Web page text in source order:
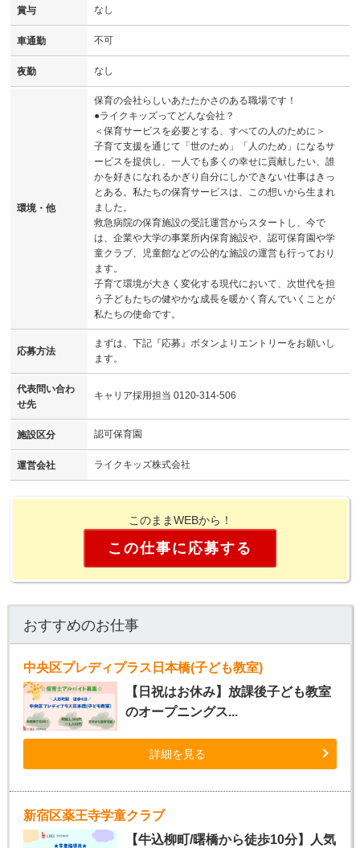
賞与 なし
車通勤 不可
夜勤 なし
環境・他
保育の会社らしいあたたかさのある職場です！
●ライクキッズってどんな会社？
＜保育サービスを必要とする、すべての人のために＞
子育て支援を通じて「世のため」「人のため」になるサ
ービスを提供し、一人でも多くの幸せに貢献したい、誰
かを好きになれるかぎり自分にしかできない仕事はきっ
とある。私たちの保育サービスは、この想いから生まれ
ました。
救急病院の保育施設の受託運営からスタートし、今で
は、企業や大学の事業所内保育施設や、認可保育園や学
童クラブ、児童館などの公的な施設の運営も行っており
ます。
子育て環境が大きく変化する現代において、次世代を担
う子どもたちの健やかな成長を暖かく育んでいくことが
私たちの使命です。
応募方法
まずは、下記『応募』ボタンよりエントリーをお願いし
ます。
代表問い合わ
せ先
キャリア採用担当 0120-314-506
施設区分 認可保育園
運営会社 ライクキッズ株式会社
このままWEBから！
この仕事に応募する
おすすめのお仕事
中央区プレディプラス日本橋(子ども教室)
【日祝はお休み】放課後子ども教室
のオープニングス...
詳細を見る
新宿区薬王寺学童クラブ
【牛込柳町/曙橋から徒歩10分】人気